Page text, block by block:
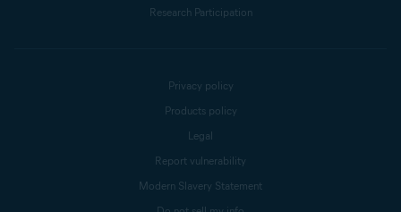
Research Participation
Privacy policy
Products policy
Legal
Report vulnerability
Modern Slavery Statement